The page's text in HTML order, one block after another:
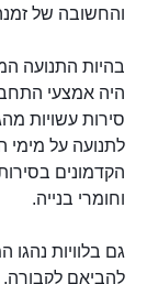
והחשובה של
בהיות התנועה
היה אמצעי
סירות עשויות
לתנועה על מימי
הקדמונים
וחומרי בנייה.
גם בלוויות
להביאם